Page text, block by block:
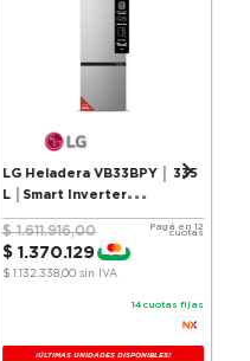
LG Heladera VB33BPY │ 335
L │Smart Inverter
Compressor│ ThinQ
$ 1.611.916,00
$ 1 .370.129 15 %
$ 1.132.338,00sin IVA
Pagá en 12
cuotas
14 cuotas fijas
¡ÚLTIMAS UNIDADES DISPONIBLES!